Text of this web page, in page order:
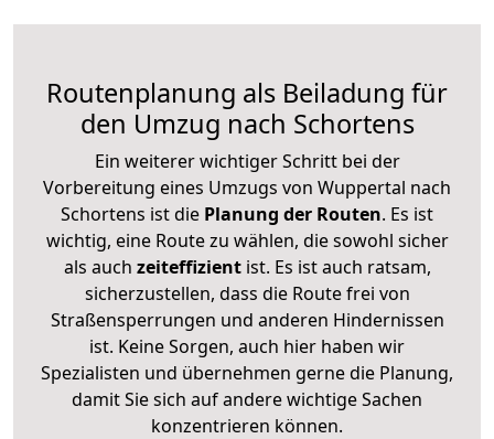
Routenplanung als Beiladung für
den Umzug nach Schortens
Ein weiterer wichtiger Schritt bei der
Vorbereitung eines Umzugs von Wuppertal nach
Schortens ist die Planung der Routen. Es ist
wichtig, eine Route zu wählen, die sowohl sicher
als auch zeiteffizientist. Es ist auch ratsam,
sicherzustellen, dass die Route frei von
Straßensperrungen und anderen Hindernissen
ist. Keine Sorgen, auch hier haben wir
Spezialisten und übernehmen gerne die Planung,
damit Sie sich auf andere wichtige Sachen
konzentrieren können.